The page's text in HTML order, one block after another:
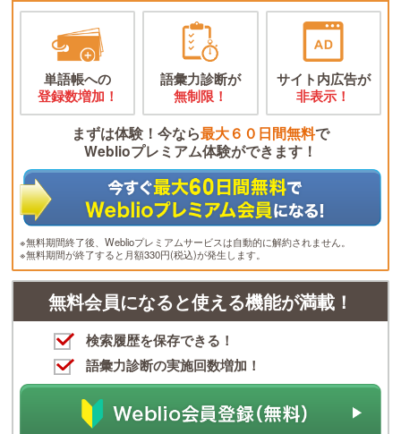
単語帳への
登録数増加！
語彙力診断が
無制限！
サイト内広告が
非表示！
まずは体験！今なら最大６０日間無料で
Weblioプレミアム体験ができます！
※無料期間終了後、Weblioプレミアムサービスは自動的に解約されません。
※無料期間が終了すると月額330円(税込)が発生します。
無料会員になると使える機能が満載！
検索履歴を保存できる！
語彙力診断の実施回数増加！